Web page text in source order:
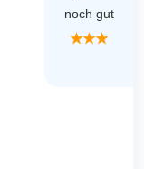
noch gut
★★★